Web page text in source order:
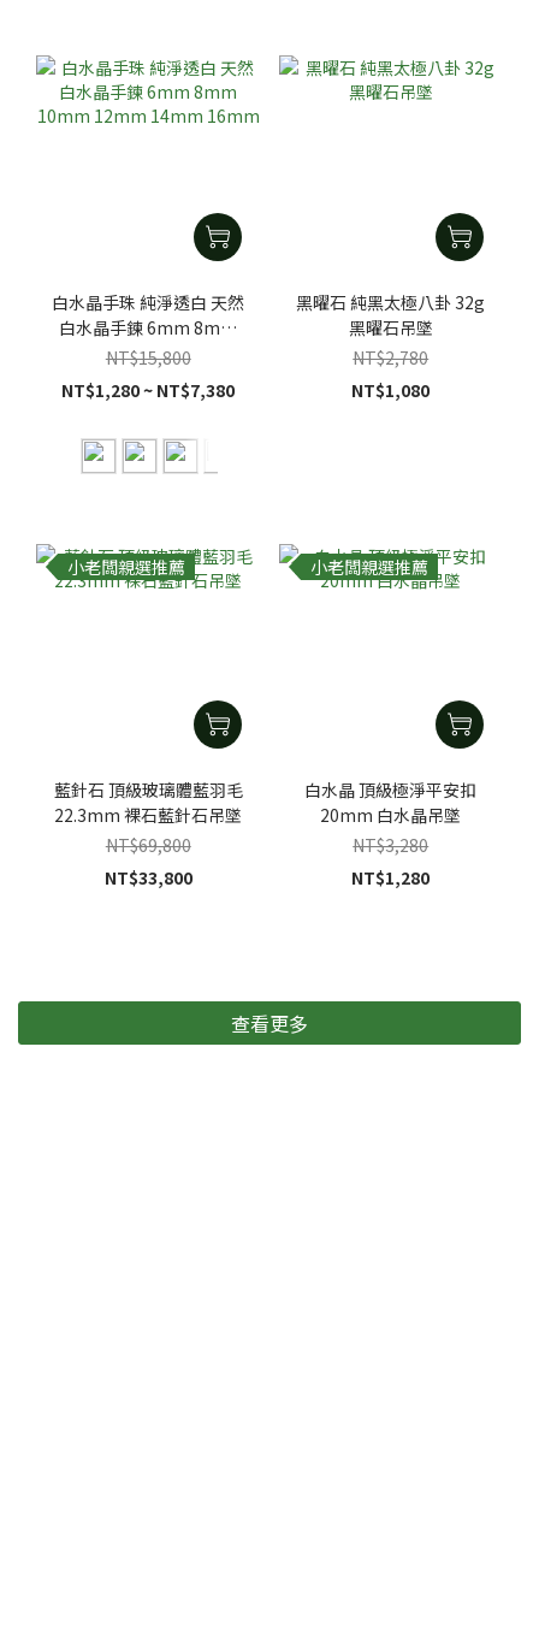
白水晶手珠 純淨透白 天然
白水晶手鍊 6mm 8mm
10mm 12mm 14mm
NT$15,800
NT$1,280 ~ NT$7,380
黑曜石 純黑太極八卦 32g
黑曜石吊墜
NT$2,780
NT$1,080
小老闆親選推薦
藍針石 頂級玻璃體藍羽毛
22.3mm 裸石藍針石吊墜
NT$69,800
NT$33,800
小老闆親選推薦
白水晶 頂級極淨平安扣
20mm 白水晶吊墜
NT$3,280
NT$1,280
查看更多